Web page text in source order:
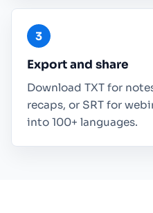
Export and share
Download TXT for
recaps, or SRT for
into 100+ languages.